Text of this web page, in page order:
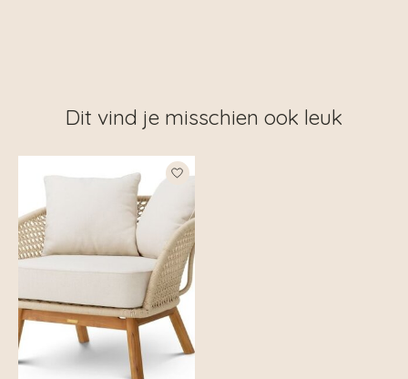
Dit vind je misschien ook leuk
Items van productcarrousel